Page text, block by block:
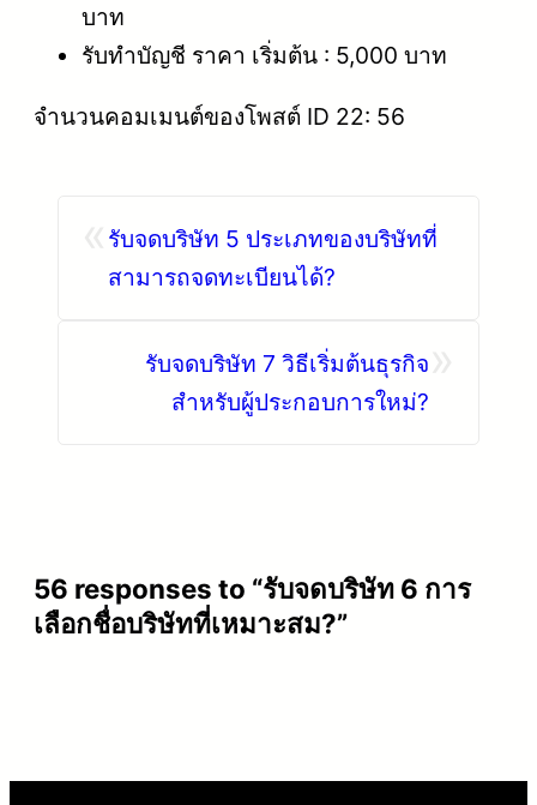
บาท
รับทำบัญชี ราคา เริ่มต้น : 5,000 บาท
จำนวนคอมเมนต์ของโพสต์ ID 22: 56
รับจดบริษัท 5 ประเภทของบริษัทที่
สามารถจดทะเบียนได้?
รับจดบริษัท 7 วิธีเริ่มต้นธุรกิจ
สำหรับผู้ประกอบการใหม่?
56 responses to “รับจดบริษัท 6 การ
เลือกชื่อบริษัทที่เหมาะสม?”